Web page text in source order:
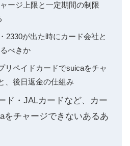
ージ上限と一定期間の制限
2330が出た時にカード会社と
べきか
リペイドカードでsuicaをチャ
、後日返金の仕組み
ド・JALカードなど、カー
をチャージできないあるあ